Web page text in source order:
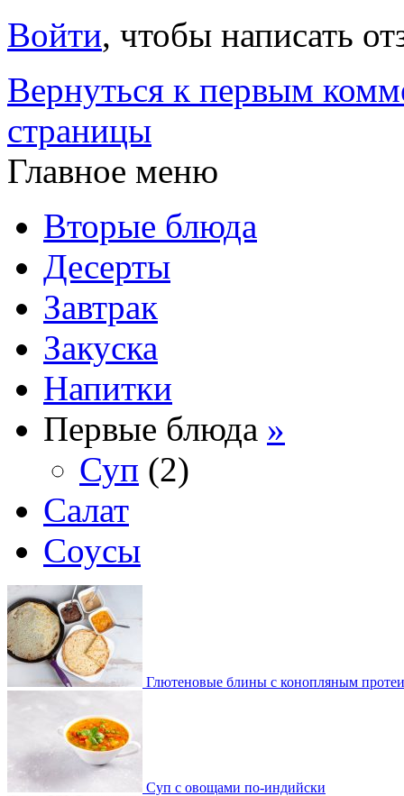
Войти, чтобы написать
Вернуться к первым
страницы
Главное меню
Вторые блюда
Десерты
Завтрак
Закуска
Напитки
Первые блюда »
Суп (2)
Салат
Соусы
Глютеновые блины с конопляным
Суп с овощами по-индийски